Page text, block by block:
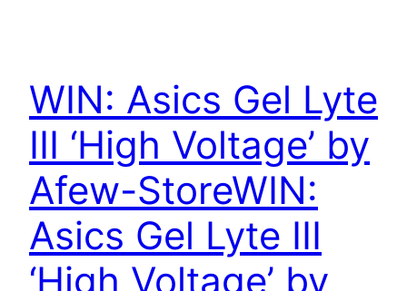
WIN: Asics Gel Lyte
III ‘High Voltage’ by
Afew-StoreWIN:
Asics Gel Lyte III
‘High Voltage’ by